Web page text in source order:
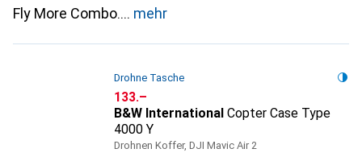
Fly More Combo.
mehr
Drohne Tasche
CHF
133.–
B&W International Copter Case Type
4000 Y
Drohnen Koffer, DJI Mavic Air 2